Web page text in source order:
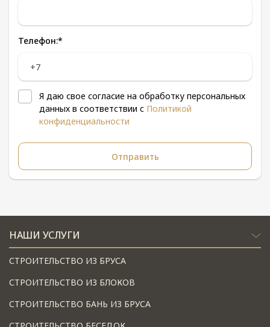
Телефон:*
Я даю свое согласие на обработку персональных
данных в соответствии с Политикой
конфиденциальности
НАШИ УСЛУГИ
СТРОИТЕЛЬСТВО ИЗ БРУСА
СТРОИТЕЛЬСТВО ИЗ БЛОКОВ
СТРОИТЕЛЬСТВО БАНЬ ИЗ БРУСА